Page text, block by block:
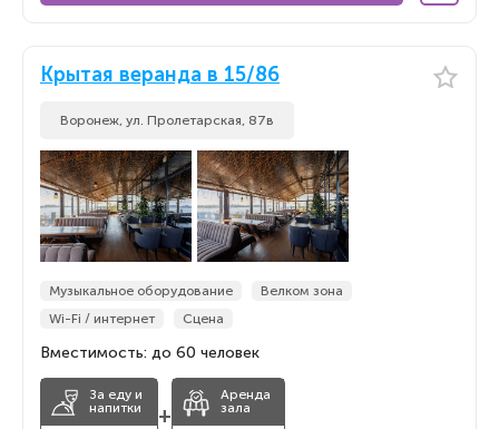
Крытая веранда в 15/86
Воронеж, ул. Пролетарская, 87в
Музыкальное оборудование
Велком зона
Wi-Fi / интернет
Сцена
Вместимость: до 60 человек
За еду и
напитки
+
Аренда
зала